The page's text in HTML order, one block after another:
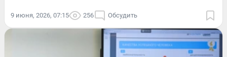
9 июня, 2026, 07:15 256 Обсудить